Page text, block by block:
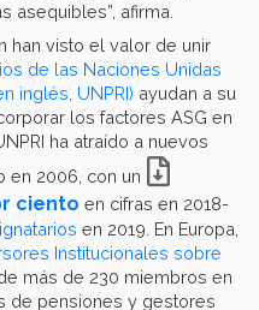
asequibles”, afirma.
han visto el valor de unir
de las Naciones Unidas
inglés, UNPRI) ayudan a su
los factores ASG en
ha atraído a nuevos
en 2006, con un
ciento en cifras en 2018-
en 2019. En Europa,
Institucionales sobre
más de 230 miembros en
de pensiones y gestores